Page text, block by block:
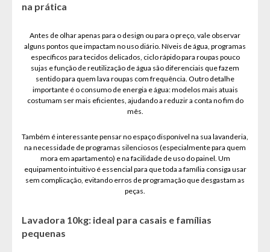
na prática
Antes de olhar apenas para o design ou para o preço, vale observar
alguns pontos que impactam no uso diário. Níveis de água, programas
específicos para tecidos delicados, ciclo rápido para roupas pouco
sujas e função de reutilização de água são diferenciais que fazem
sentido para quem lava roupas com frequência. Outro detalhe
importante é o consumo de energia e água: modelos mais atuais
costumam ser mais eficientes, ajudando a reduzir a conta no fim do
mês.
Também é interessante pensar no espaço disponível na sua lavanderia,
na necessidade de programas silenciosos (especialmente para quem
mora em apartamento) e na facilidade de uso do painel. Um
equipamento intuitivo é essencial para que toda a família consiga usar
sem complicação, evitando erros de programação que desgastam as
peças.
Lavadora 10kg: ideal para casais e famílias
pequenas